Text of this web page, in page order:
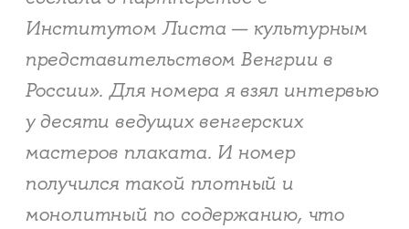
Институтом Листа — культурным
представительством Венгрии в
России». Для номера я взял интервью
у десяти ведущих венгерских
мастеров плаката. И номер
получился такой плотный и
монолитный по содержанию, что